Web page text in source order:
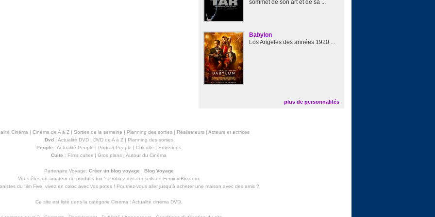
sommet de son art et de sa ...
Babylon
Los Angeles des années 1920 ...
plus de personnalités
Cinéma | Cinéma de A à Z| Sorties de la semaine | Planning des sorties| Réalisateurs| Acteurs et actrices
Dvd: Actualité DVD| DVD de A à Z| Planning des sorties
People : Actualité People | Portrait People | Culculte | Entretiens
Culte : Films cultes | Gros plans | Autour du Cinéma
Partenaire Voyage: Créer un blog voyage | Blog Voyage
Vous êtes un amateur de produits bio ? Profitez des conseils de FemininBio.com.
du film Five, vivez en coloc avec vos potes ! Pourriez-vous aller jusqu'à acheter une maison avec des amis?
Ce site est listé dans la catégorie Cinéma : Actualité cinéma DVD